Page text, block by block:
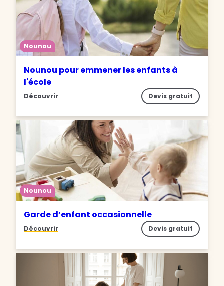
Nounou
Nounou pour emmener les enfants à
l'école
Découvrir Devis gratuit
Nounou
Garde d’enfant occasionnelle
Découvrir Devis gratuit